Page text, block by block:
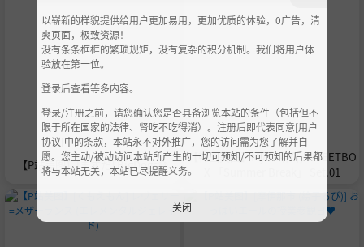
【P站美图】[ますだ] BigDogs🐶
【韩国美图】Myua 뮤아, SWEETBO
X 「Summer Break」 Set.01
以崭新的样貌提供给用户更加易用，更加优质的体验，0广告，清
爽页面，极致资源！
没有条条框框的繁琐规矩，没有复杂的积分机制。我们将用户体
验放在第一位。
登录后查看等多内容。
登录/注册之前，请您确认您是否具备浏览本站的条件（包括但不
限于所在国家的法律、肾吃不吃得消）。注册后即代表同意[用户
协议]中的条款，本站永不对外推广，您的访问需为您了解并自
愿。您主动/被动访问本站所产生的一切可预知/不可预知的后果都
将与本站无关，本站已尽提醒义务。
关闭